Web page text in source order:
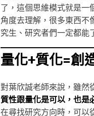
了，這個思維模式就是一
角度去理解，很多東西不
究生、研究者們一定都能
量化+質化=創
對葉欣誠老師來說，雖然
質性跟量化是可以，也是
在尋找研究方向時，可以